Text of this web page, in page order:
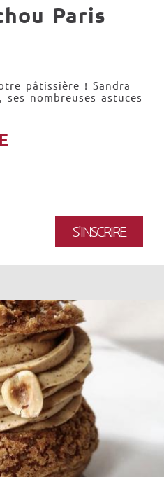
Paris
pâtissière ! Sandra
nombreuses astuces
S'INSCRIRE